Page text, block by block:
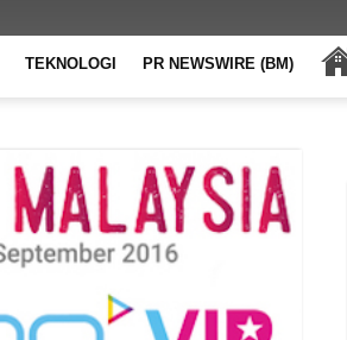
TEKNOLOGI PR NEWSWIRE (BM)